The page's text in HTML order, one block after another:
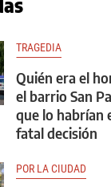
TRAGEDIA
Quién era el
el barrio San
que lo habrían
fatal decisión
POR LA CIUDAD